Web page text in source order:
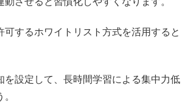
可するホワイトリスト方式を活用すると
を設定して、長時間学習による集中力低